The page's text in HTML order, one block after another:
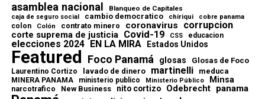
asamblea nacional Blanqueo de Capitales
caja de seguro social cambio democratico chiriqui cobre panama
colon Colón contrato minero coronavirus corrupcion
corte suprema de justicia Covid-19 CSS educacion
elecciones 2024 EN LA MIRA Estados Unidos
Featured Foco Panamá glosas Glosas de Foco
Laurentino Cortizo lavado de dinero martinelli meduca
MINERA PANAMA ministerio publico Ministerio Público Minsa
narcotrafico New Business nito cortizo Odebrecht panama